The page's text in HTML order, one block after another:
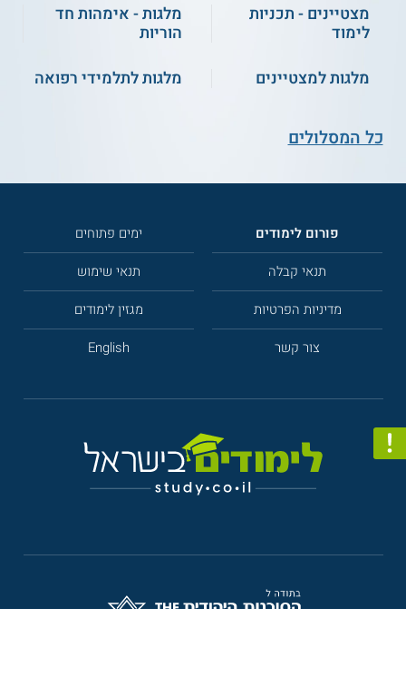
מצטיינים - תכניות
לימוד
מלגות - אימהות חד
הוריות
מלגות למצטיינים
מלגות לתלמידי רפואה
כל המסלולים
פורום לימודים
ימים פתוחים
תנאי קבלה
תנאי שימוש
מדיניות הפרטיות
מגזין לימודים
צור קשר
English